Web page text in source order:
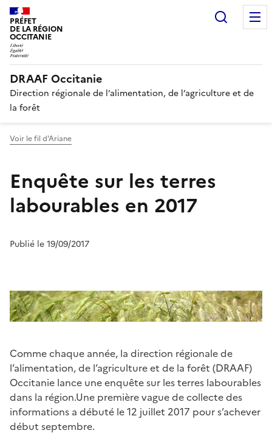
PRÉFET
DE LA RÉGION
OCCITANIE
DRAAF Occitanie
Direction régionale de l’alimentation, de l’agriculture et de
la forêt
Voir le fil d'Ariane
Enquête sur les terres
labourables en 2017
Publié le 19/09/2017
Comme chaque année, la direction régionale de
l’alimentation, de l’agriculture et de la forêt (DRAAF)
Occitanie lance une enquête sur les terres labourables
dans la région.Une première vague de collecte des
informations a débuté le 12 juillet 2017 pour s’achever
début septembre.